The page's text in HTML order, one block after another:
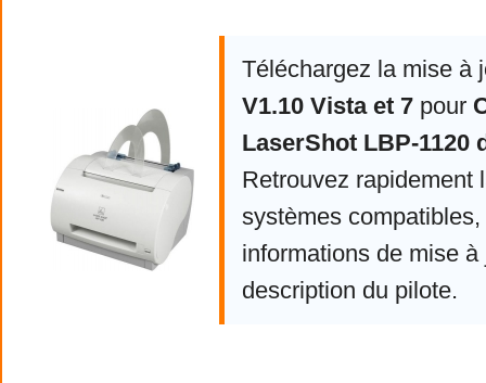
Téléchargez la mise à
V1.10 Vista et 7 pour
LaserShot LBP-1120
Retrouvez rapidement
systèmes compatibles,
informations de mise à
description du pilote.